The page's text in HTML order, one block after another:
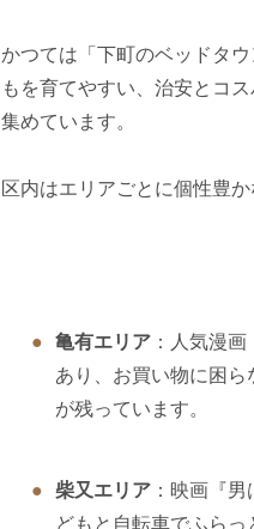
かつては「下町のベッドタ
もを育てやすい、治安とコ
集めています。
区内はエリアごとに個性豊か
亀有エリア ：人気漫
あり、お買い物に困
が残っています。
柴又エリア ：映画『
どもと自転車でふら